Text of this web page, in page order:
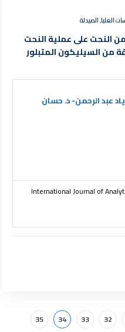
العليا, الصيدلة
النحت على عملية النحت
من السيليكون المتبلور
عبد الرحمن- د. حسان
International Journal of
32
33
34
35